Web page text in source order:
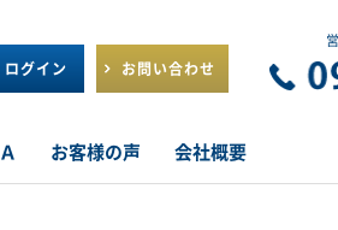
ログイン お問い合わせ
お客様の声 会社概要